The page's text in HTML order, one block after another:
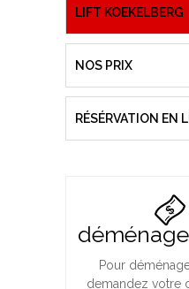
LIFT KOEKELBERG
NOS PRIX
RÉSÉRVATION EN
Pour
demandez votre